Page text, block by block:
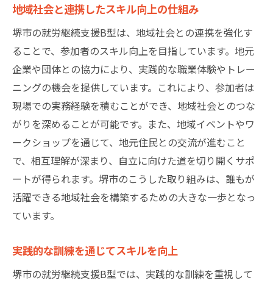
地域社会と連携したスキル向上の仕組み
堺市の就労継続支援B型は、地域社会との連携を強化す
ることで、参加者のスキル向上を目指しています。地元
企業や団体との協力により、実践的な職業体験やトレー
ニングの機会を提供しています。これにより、参加者は
現場での実務経験を積むことができ、地域社会とのつな
がりを深めることが可能です。また、地域イベントやワ
ークショップを通じて、地元住民との交流が進むこと
で、相互理解が深まり、自立に向けた道を切り開くサポ
ートが得られます。堺市のこうした取り組みは、誰もが
活躍できる地域社会を構築するための大きな一歩となっ
ています。
実践的な訓練を通じてスキルを向上
堺市の就労継続支援B型では、実践的な訓練を重視して